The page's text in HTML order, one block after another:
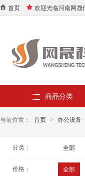
首页 欢迎光临河南网晟
商品分类
当前位置： 首页 > 办公设备
分类： 全部
价格： 全部